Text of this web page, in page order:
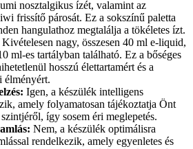
nosztalgikus ízét, valamint az
frissítő párosát. Ez a sokszínű paletta
hangulathoz megtalálja a tökéletes ízt.
Kivételesen nagy, összesen 40 ml e-liquid,
ml-es tartályban található. Ez a bőséges
hosszú élettartamért és a
élményért.
Igen, a készülék intelligens
amely folyamatosan tájékoztatja Önt
így sosem éri meglepetés.
Nem, a készülék optimálisra
rendelkezik, amely egyenletes és